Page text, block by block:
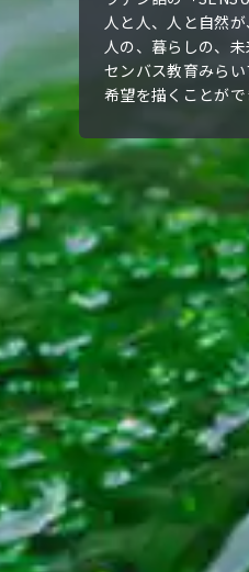
人と人、人と自然が
人の、暮らしの、未
センバス教育みら
希望を描くことがで